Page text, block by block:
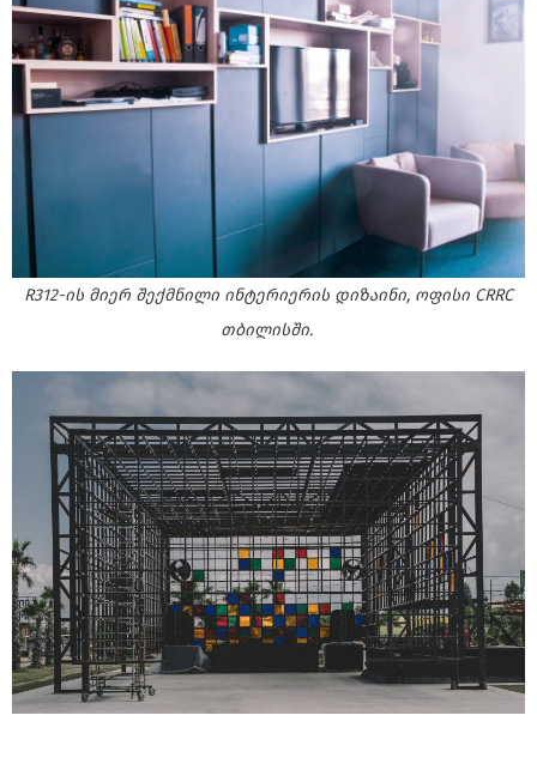
R312-ის მიერ შექმნილი ინტერიერის დიზაინი, ოფისი CRRC
თბილისში.